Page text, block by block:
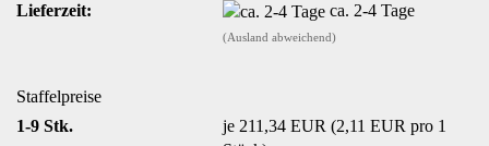
Lieferzeit:
ca. 2-4 Tage
(Ausland abweichend)
Staffelpreise
1-9 Stk.
je 211,34 EUR (2,11 EUR pro 1